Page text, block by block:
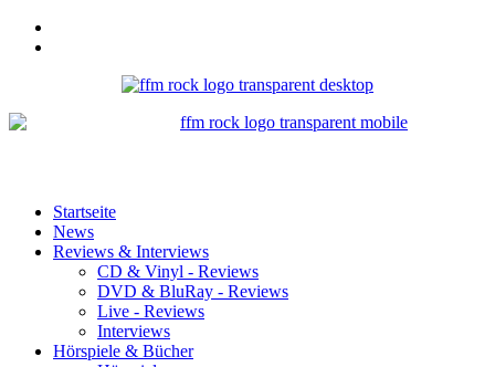
Startseite
News
Reviews & Interviews
CD & Vinyl - Reviews
DVD & BluRay - Reviews
Live - Reviews
Interviews
Hörspiele & Bücher